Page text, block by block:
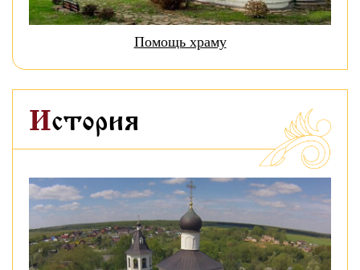
Помощь храму
История